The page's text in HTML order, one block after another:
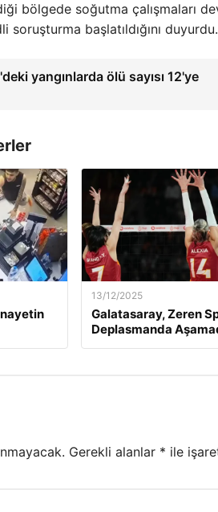
bölgede soğutma çalışmaları
soruşturma başlatıldığını duyurdu.
yangınlarda ölü sayısı 12'ye
13/12/2025
Galatasaray, Zeren
Deplasmanda
Gerekli alanlar * ile